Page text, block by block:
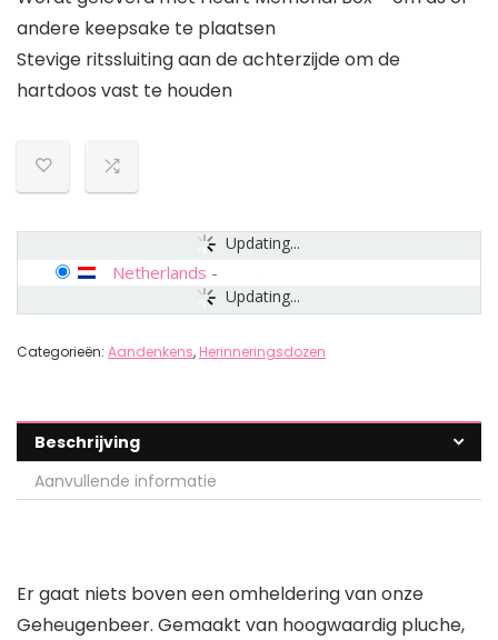
andere keepsake te plaatsen
Stevige ritssluiting aan de achterzijde om de
hartdoos vast te houden
Updating...
Updating...
Netherlands -
Categorieën: Aandenkens, Herinneringsdozen
Beschrijving
Aanvullende informatie
Er gaat niets boven een omheldering van onze
Geheugenbeer. Gemaakt van hoogwaardig pluche,